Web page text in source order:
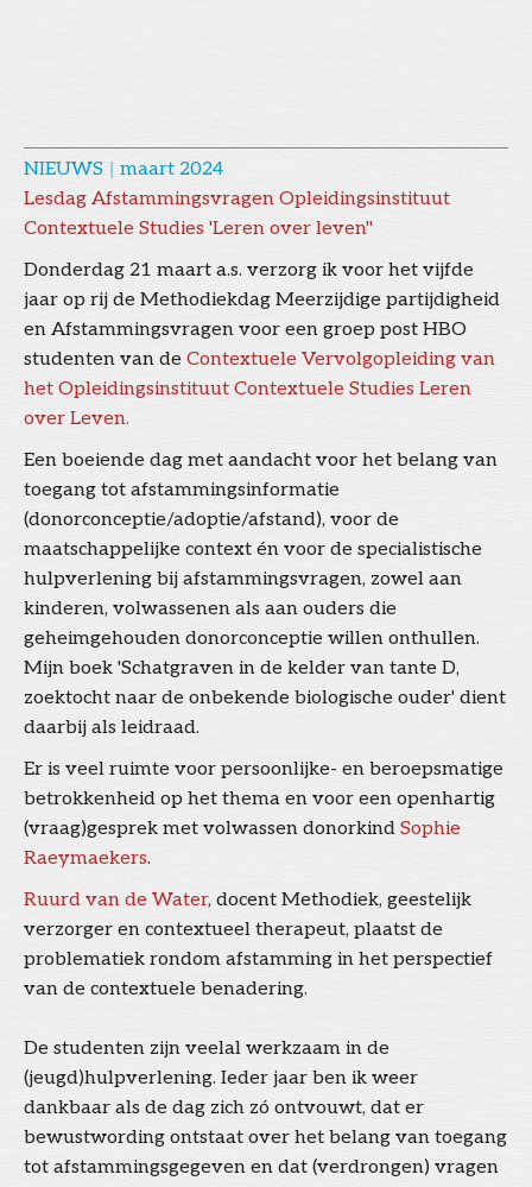
NIEUWS | maart 2024
Lesdag Afstammingsvragen Opleidingsinstituut
Contextuele Studies 'Leren over leven"
Donderdag 21 maart a.s. verzorg ik voor het vijfde
jaar op rij de Methodiekdag Meerzijdige partijdigheid
en Afstammingsvragen voor een groep post HBO
studenten van de Contextuele Vervolgopleiding van
het Opleidingsinstituut Contextuele Studies Leren
over Leven.
Een boeiende dag met aandacht voor het belang van
toegang tot afstammingsinformatie
(donorconceptie/adoptie/afstand), voor de
maatschappelijke context én voor de specialistische
hulpverlening bij afstammingsvragen, zowel aan
kinderen, volwassenen als aan ouders die
geheimgehouden donorconceptie willen onthullen.
Mijn boek 'Schatgraven in de kelder van tante D,
zoektocht naar de onbekende biologische ouder' dient
daarbij als leidraad.
Er is veel ruimte voor persoonlijke- en beroepsmatige
betrokkenheid op het thema en voor een openhartig
(vraag)gesprek met volwassen donorkind Sophie
Raeymaekers.
Ruurd van de Water, docent Methodiek, geestelijk
verzorger en contextueel therapeut, plaatst de
problematiek rondom afstamming in het perspectief
van de contextuele benadering.
De studenten zijn veelal werkzaam in de
(jeugd)hulpverlening. Ieder jaar ben ik weer
dankbaar als de dag zich zó ontvouwt, dat er
bewustwording ontstaat over het belang van toegang
tot afstammingsgegeven en dat (verdrongen) vragen